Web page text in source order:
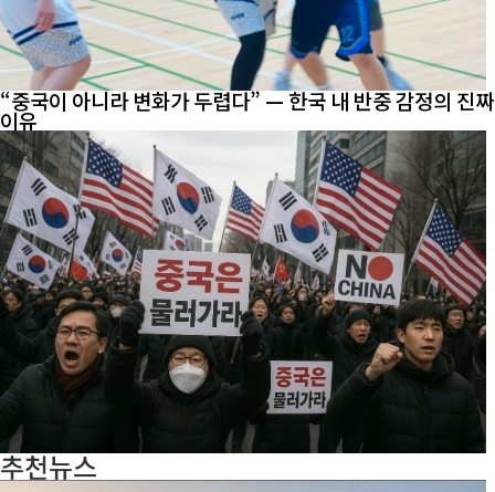
“중국이 아니라 변화가 두렵다” — 한국 내 반중 감정의 진짜
이유
추천뉴스